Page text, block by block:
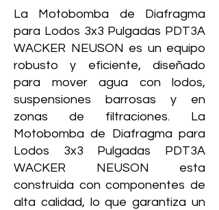
La Motobomba de Diafragma
para Lodos 3x3 Pulgadas PDT3A
WACKER NEUSON es un equipo
robusto y eficiente, diseñado
para mover agua con lodos,
suspensiones barrosas y en
zonas de filtraciones. La
Motobomba de Diafragma para
Lodos 3x3 Pulgadas PDT3A
WACKER NEUSON esta
construida con componentes de
alta calidad, lo que garantiza un